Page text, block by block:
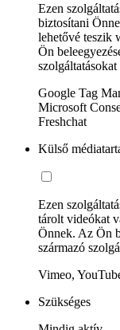
Ezen
biztosítani
lehetővé teszik
Ön
Google Tag
Microsoft
Freshchat
Külső
Ezen
tárolt videókat
Önnek. Az Ön
származó
Vimeo,
Szükséges